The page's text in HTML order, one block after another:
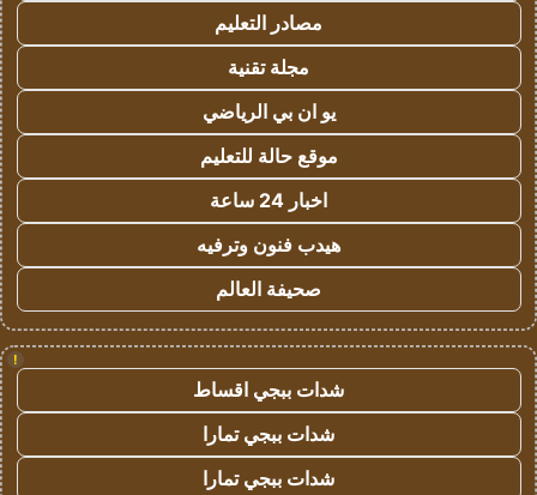
مصادر التعليم
مجلة تقنية
يو ان بي الرياضي
موقع حالة للتعليم
اخبار 24 ساعة
هيدب فنون وترفيه
صحيفة العالم
!
شدات ببجي اقساط
شدات ببجي تمارا
شدات ببجي تمارا